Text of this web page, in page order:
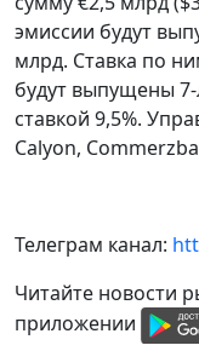
эмиссии будут
млрд. Ставка по
будут выпущены
ставкой 9,5%.
Calyon,
Телеграм канал:
Читайте новости
приложении